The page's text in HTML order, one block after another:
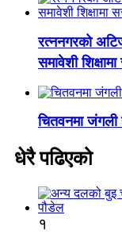
रत्ननगरको
समावेशी
चितवनमा जंगली
धेरै पढिएको
१